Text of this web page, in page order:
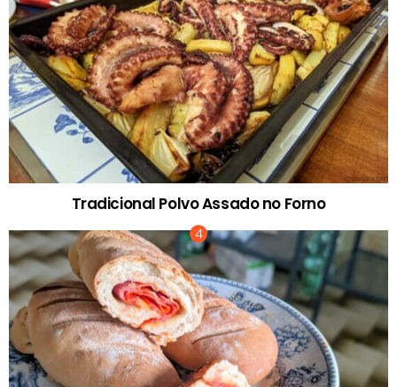
Tradicional Polvo Assado no Forno